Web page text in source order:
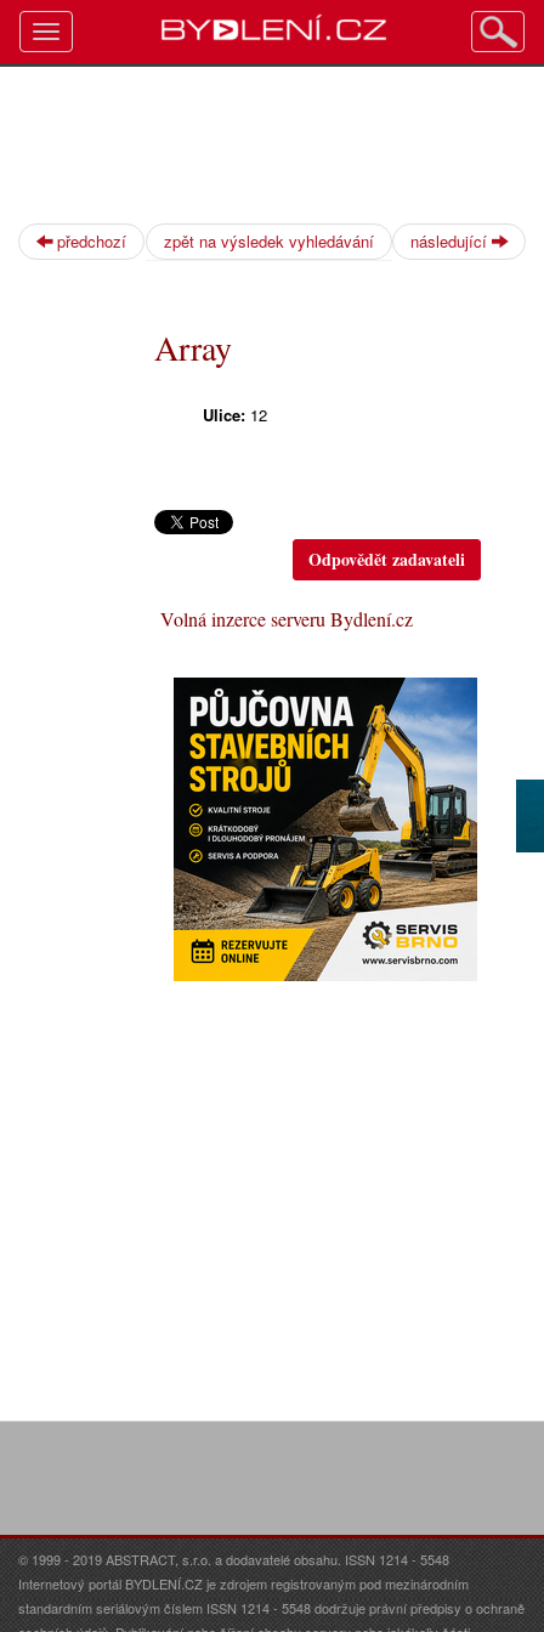
předchozí zpět na výsledek vyhledávání následující
Array
Ulice: 12
Odpovědět zadavateli
Volná inzerce serveru Bydlení.cz
Toggle
navigation
© 1999 - 2019 ABSTRACT, s.r.o. a dodavatelé obsahu. ISSN 1214 - 5548
Internetový portál BYDLENÍ.CZ je zdrojem registrovaným pod mezinárodním
standardním seriálovým číslem ISSN 1214 - 5548 dodržuje právní předpisy o ochraně